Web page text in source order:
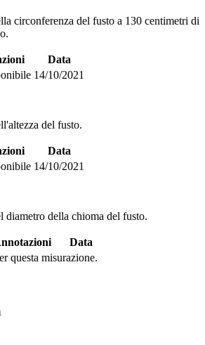
circonferenza del fusto a 130 centimetri di
Data
14/10/2021
del fusto.
Data
14/10/2021
diametro della chioma del fusto.
Data
questa misurazione.